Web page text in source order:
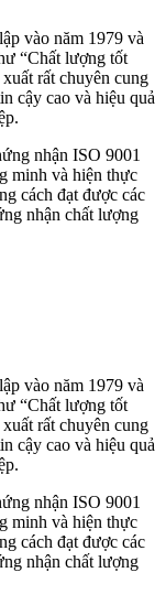
vào năm 1979 và
“Chất lượng tốt
rất chuyên cung
cậy cao và hiệu quả
nhận ISO 9001
minh và hiện thực
cách đạt được các
nhận chất lượng
vào năm 1979 và
“Chất lượng tốt
rất chuyên cung
cậy cao và hiệu quả
nhận ISO 9001
minh và hiện thực
cách đạt được các
nhận chất lượng